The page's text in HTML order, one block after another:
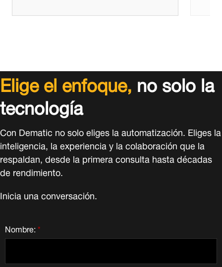
Elige el enfoque,no solo la
tecnología
Con Dematic no solo eliges la automatización. Eliges la
inteligencia, la experiencia y la colaboración que la
respaldan, desde la primera consulta hasta décadas
de rendimiento.
Inicia una conversación.
*
Nombre: